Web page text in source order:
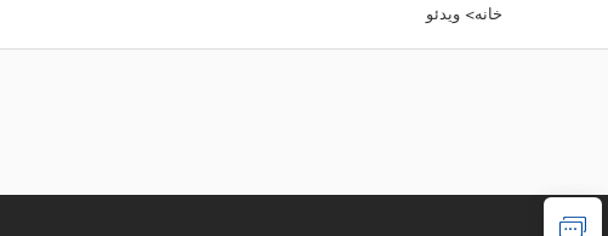
خانه> ویدئو